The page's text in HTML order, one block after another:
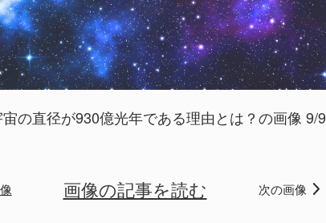
の直径が930億光年である理由とは？の画像 9/9
画像の記事を読む 次の画像